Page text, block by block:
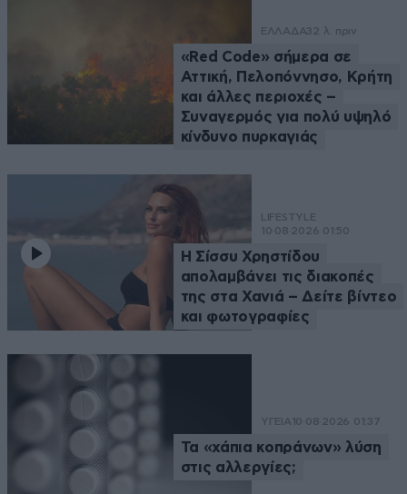
ΕΛΛΑΔΑ32 λ. πριν
«Red Code» σήμερα σε
Αττική, Πελοπόννησο, Κρήτη
και άλλες περιοχές –
Συναγερμός για πολύ υψηλό
κίνδυνο πυρκαγιάς
LIFESTYLE
10·08·2026 01:50
Η Σίσσυ Χρηστίδου
απολαμβάνει τις διακοπές
της στα Χανιά – Δείτε βίντεο
και φωτογραφίες
ΥΓΕΙΑ 10·08·2026 01:37
Τα «χάπια κοπράνων» λύση
στις αλλεργίες;